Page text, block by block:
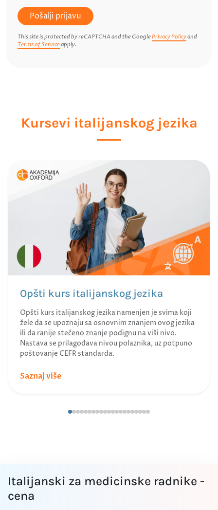
Pošalji prijavu
This site is protected by reCAPTCHA and the Google Privacy Policyand
Terms of Serviceapply.
Kursevi italijanskog jezika
Opšti kurs italijanskog jezika
Opšti kurs italijanskog jezika namenjen je svima koji
žele da se upoznaju sa osnovnim znanjem ovog jezika
ili da ranije stečeno znanje podignu na viši nivo.
Nastava se prilagođava nivou polaznika, uz potpuno
poštovanje CEFR standarda.
Saznaj više
Italijanski za medicinske radnike -
cena